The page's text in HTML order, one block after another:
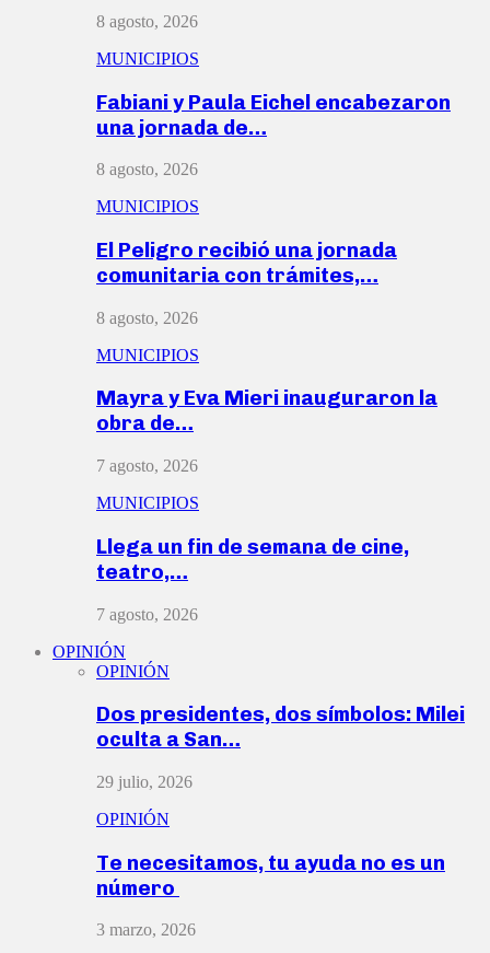
8 agosto, 2026
MUNICIPIOS
Fabiani y Paula Eichel encabezaron
una jornada de…
8 agosto, 2026
MUNICIPIOS
El Peligro recibió una jornada
comunitaria con trámites,…
8 agosto, 2026
MUNICIPIOS
Mayra y Eva Mieri inauguraron la
obra de…
7 agosto, 2026
MUNICIPIOS
Llega un fin de semana de cine,
teatro,…
7 agosto, 2026
OPINIÓN
OPINIÓN
Dos presidentes, dos símbolos: Milei
oculta a San…
29 julio, 2026
OPINIÓN
Te necesitamos, tu ayuda no es un
número
3 marzo, 2026